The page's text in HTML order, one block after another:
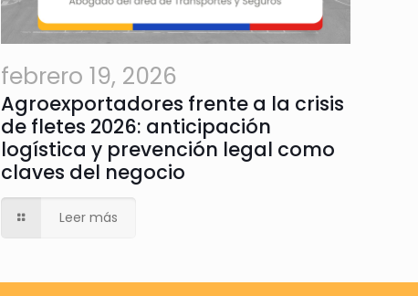
febrero 19, 2026
Agroexportadores frente a la crisis
de fletes 2026: anticipación
logística y prevención legal como
claves del negocio
Leer más